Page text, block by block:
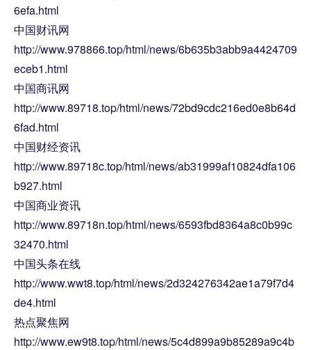
6efa.html
中国财讯网
http://www.978866.top/html/news/6b635b3abb9a4424709
eceb1.html
中国商讯网
http://www.89718.top/html/news/72bd9cdc216ed0e8b64d
6fad.html
中国财经资讯
http://www.89718c.top/html/news/ab31999af10824dfa106
b927.html
中国商业资讯
http://www.89718n.top/html/news/6593fbd8364a8c0b99c
32470.html
中国头条在线
http://www.wwt8.top/html/news/2d324276342ae1a79f7d4
de4.html
热点聚焦网
http://www.ew9t8.top/html/news/5c4d899a9b85289a9c4b